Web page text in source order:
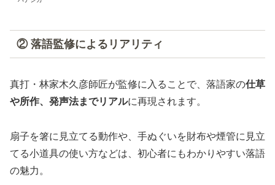
② 落語監修によるリアリティ
真打・林家木久彦師匠が監修に入ることで、落語家の仕草
や所作、発声法までリアルに再現されます。
扇子を箸に見立てる動作や、手ぬぐいを財布や煙管に見立
てる小道具の使い方などは、初心者にもわかりやすい落語
の魅力。